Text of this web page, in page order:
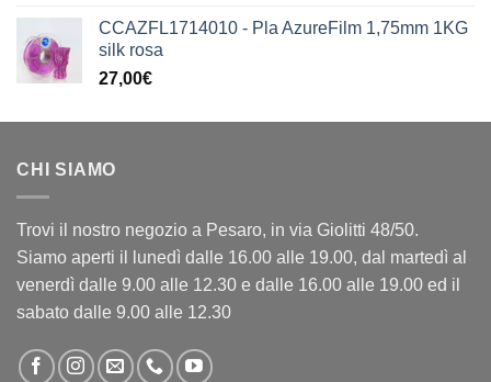
CCAZFL1714010 - Pla AzureFilm 1,75mm 1KG
silk rosa
27,00€
CHI SIAMO
Trovi il nostro negozio a Pesaro, in via Giolitti 48/50.
Siamo aperti il lunedì dalle 16.00 alle 19.00, dal martedì al
venerdì dalle 9.00 alle 12.30 e dalle 16.00 alle 19.00 ed il
sabato dalle 9.00 alle 12.30